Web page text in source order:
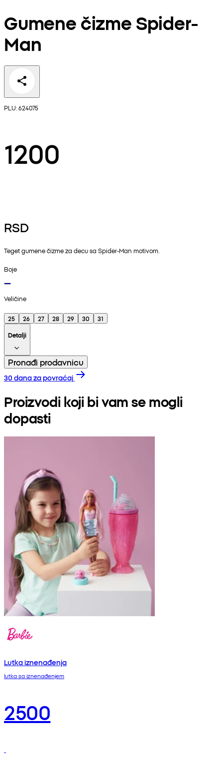
Gumene čizme Spider-
Man
PLU: 624075
1200
RSD
Teget gumene čizme za decu sa Spider-Man motivom.
Boje
Veličine
25 26 27 28 29 30
31
Detalji
Pronađi prodavnicu
30 dana za povraćaj
Proizvodi koji bi vam se mogli
dopasti
Lutka iznenađenja
lutka sa iznenađenjem
2500